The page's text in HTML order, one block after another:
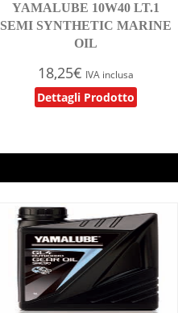
YAMALUBE 10W40 LT.1
SEMI SYNTHETIC MARINE
OIL
18,25€ IVA inclusa
Dettagli Prodotto